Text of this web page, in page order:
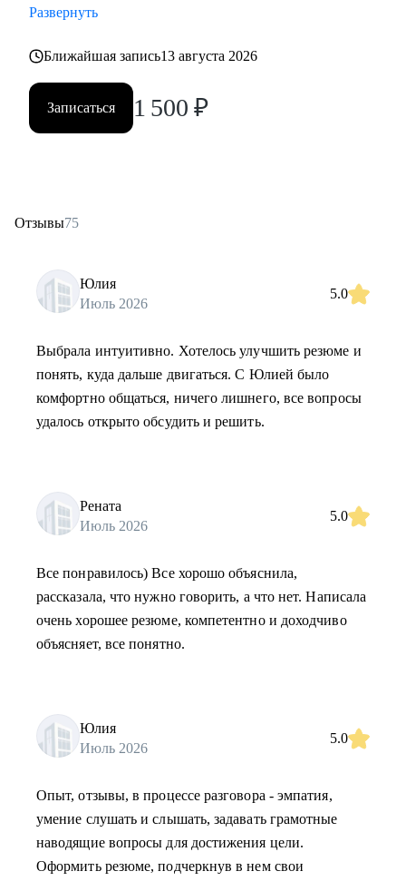
Развернуть
Ближайшая запись13 августа 2026
Записаться 1 500 ₽
Отзывы75
Юлия
Июль 2026
5.0
Выбрала интуитивно. Хотелось улучшить резюме и
понять, куда дальше двигаться. С Юлией было
комфортно общаться, ничего лишнего, все вопросы
удалось открыто обсудить и решить.
Рената
Июль 2026
5.0
Все понравилось) Все хорошо объяснила,
рассказала, что нужно говорить, а что нет. Написала
очень хорошее резюме, компетентно и доходчиво
объясняет, все понятно.
Юлия
Июль 2026
5.0
Опыт, отзывы, в процессе разговора - эмпатия,
умение слушать и слышать, задавать грамотные
наводящие вопросы для достижения цели.
Оформить резюме, подчеркнув в нем свои